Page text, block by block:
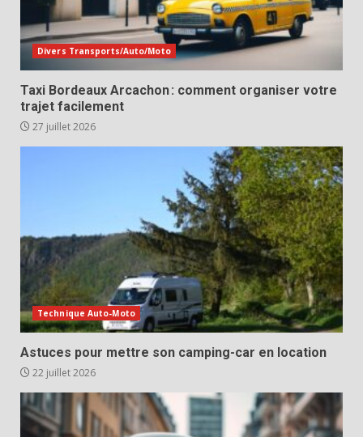
Divers Transports/Auto/Moto
Taxi Bordeaux Arcachon : comment organiser votre
trajet facilement
27 juillet 2026
Technique Auto-Moto
Astuces pour mettre son camping-car en location
22 juillet 2026